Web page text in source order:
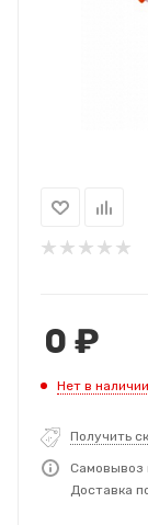
0 ₽
Нет в наличии
Получить
Самовывоз
Доставка